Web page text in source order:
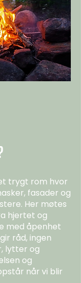
trygt rom hvor
fasader og
Her møtes
hjertet og
med åpenhet
råd, ingen
lytter og
og
når vi blir